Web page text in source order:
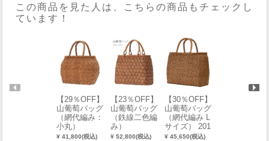
この商品を見た人は、こちらの商品もチェックし
ています！
【29％OFF】
山葡萄バッグ
（網代編み：
小丸）
¥ 41,800(税込)
【23％OFF】
山葡萄バッグ
（鉄線二色編
み）
¥ 52,800(税込)
【30％OFF】
山葡萄バッグ
（網代編み L
サイズ） 201
7-00147-W-Y
¥ 45,650(税込)